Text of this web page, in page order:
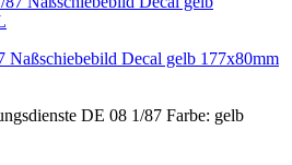
Naßschiebebild Decal gelb 177x80mm
DE 08 1/87 Farbe: gelb